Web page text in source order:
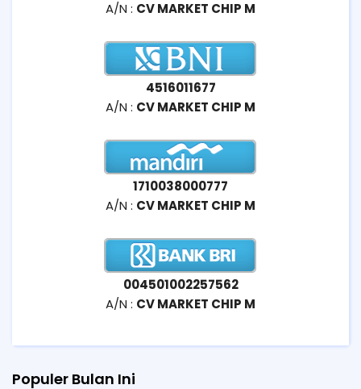
A/N : CV MARKET CHIP M
4516011677
A/N : CV MARKET CHIP M
1710038000777
A/N : CV MARKET CHIP M
004501002257562
A/N : CV MARKET CHIP M
Populer Bulan Ini